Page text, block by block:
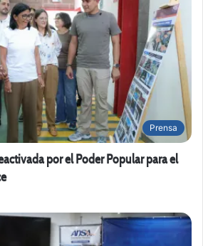
Prensa
por el Poder Popular para el